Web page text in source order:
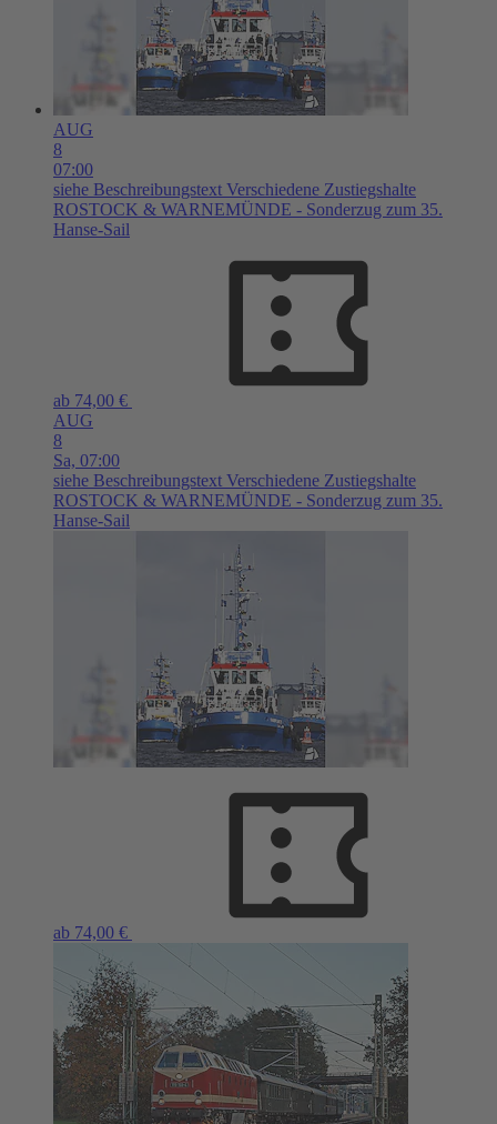
AUG
8
07:00
siehe Beschreibungstext Verschiedene Zustiegshalte
ROSTOCK & WARNEMÜNDE - Sonderzug zum 35.
Hanse-Sail
ab 74,00 €
AUG
8
Sa, 07:00
siehe Beschreibungstext Verschiedene Zustiegshalte
ROSTOCK & WARNEMÜNDE - Sonderzug zum 35.
Hanse-Sail
ab 74,00 €